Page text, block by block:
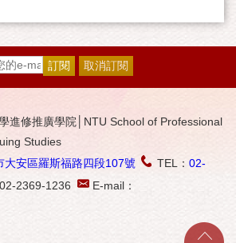
進修推廣學院│NTU School of Professional
Studies
大安區羅斯福路四段107號 TEL： 02-
2369-1236
E-mail：